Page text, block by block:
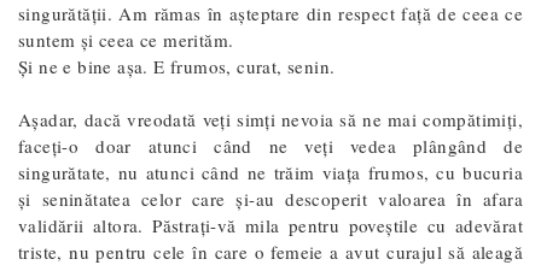
singurătăţii. Am rămas în așteptare din respect faţă de ceea ce
suntem şi ceea ce merităm.
Şi ne e bine aşa. E frumos, curat, senin.
Așadar, dacă vreodată veți simți nevoia să ne mai compătimiți,
faceți-o doar atunci când ne veți vedea plângând de
singurătate, nu atunci când ne trăim viața frumos, cu bucuria
și seninătatea celor care şi-au descoperit valoarea în afara
validării altora. Păstrați-vă mila pentru poveștile cu adevărat
triste, nu pentru cele în care o femeie a avut curajul să aleagă